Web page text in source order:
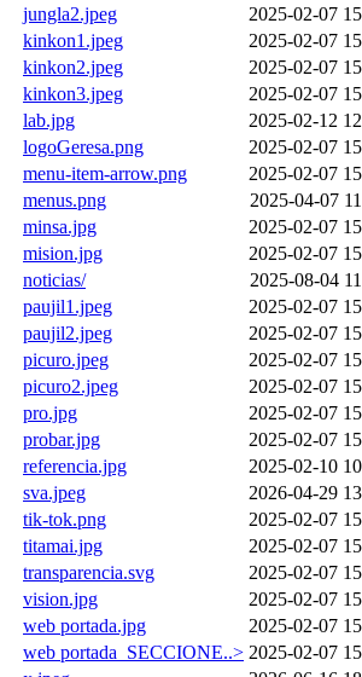
jungla2.jpeg
2025-02-07
kinkon1.jpeg
2025-02-07
kinkon2.jpeg
2025-02-07
kinkon3.jpeg
2025-02-07
lab.jpg
2025-02-12
logoGeresa.png
2025-02-07
menu-item-arrow.png
2025-02-07
menus.png
2025-04-07
minsa.jpg
2025-02-07
mision.jpg
2025-02-07
noticias/
2025-08-04
paujil1.jpeg
2025-02-07
paujil2.jpeg
2025-02-07
picuro.jpeg
2025-02-07
picuro2.jpeg
2025-02-07
pro.jpg
2025-02-07
probar.jpg
2025-02-07
referencia.jpg
2025-02-10
sva.jpeg
2026-04-29
tik-tok.png
2025-02-07
titamai.jpg
2025-02-07
transparencia.svg
2025-02-07
vision.jpg
2025-02-07
web portada.jpg
2025-02-07
web portada_SECCIONE..> 2025-02-07